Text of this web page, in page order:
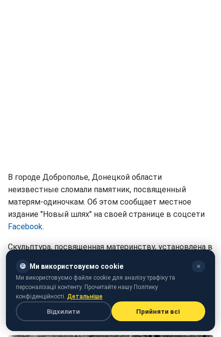
В городе Доброполье, Донецкой области
неизвестные сломали памятник, посвященный
матерям-одиночкам. Об этом сообщает местное
издание "Новый шлях" на своей странице в соцсети
Facebook.
Скульптура, посвященная материнству, установлена в
матерей. Выполнена в виде женщины, которая
держит в руках скрипку со смычком, а вокруг
женщины - много маленьких детей, которых она
ведет за собой. Вандалы сломали смычок, а на самой
скрипке отломали гриф и колки.
🍪 Ми використовуємо cookie ✕
Ми використовуємо файли cookie для аналізу трафіку та
персоналізації контенту. Прочитайте нашу Політику
конфіденційності. Детальніше
Відхилити Прийняти всі